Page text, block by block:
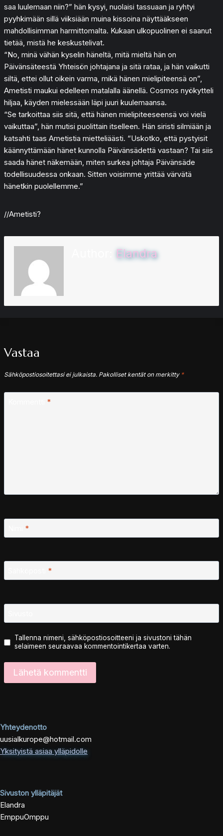
saa luulemaan niin?” hän kysyi, nuolaisi tassuaan ja ryhtyi
pyyhkimään sillä viiksiään muina kissoina näyttääkseen
mahdollisimman harmittomalta. Kukaan ulkopuolinen ei saanut
tietää, mistä he keskustelivat.
“No, minä vähän kyselin häneltä, mitä mieltä hän on
Päivänsäteestä Yhteisön johtajana ja sitä rataa, ja hän vaikutti
siltä, ettei ollut oikein varma, mikä hänen mielipiteensä on”,
Ametisti maukui edelleen matalalla äänellä. Cosmos nyökytteli
hiljaa, käyden mielessään läpi juuri kuulemaansa.
“Se tarkoittaa siis sitä, että hänen mielipiteeseensä voi vielä
vaikuttaa”, hän mutisi puolittain itselleen. Hän siristi silmiään ja
katsahti taas Ametistia mietteliäästi. “Uskotko, että pystyisit
käännyttämään hänet kunnolla Päivänsädettä vastaan? Tai siis
saada hänet näkemään, miten surkea johtaja Päivänsäde
todellisuudessa onkaan. Sitten voisimme yrittää värvätä
hänetkin puolellemme.”
//Ametisti?
Elandra
Vastaa
Sähköpostiosoitettasi ei julkaista. Pakolliset kentät on merkitty *
*
*
*
Tallenna nimeni, sähköpostiosoitteeni ja sivustoni tähän
selaimeen seuraavaa kommentointikertaa varten.
Yhteydenotto
uusialkurope@hotmail.com
Yksityistä asiaa ylläpidolle
Sivuston ylläpitäjät
Elandra
EmppuOmppu